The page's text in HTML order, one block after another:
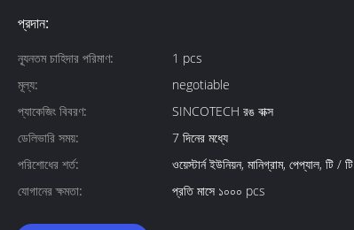
প্রদান:
ন্যূনতম চাহিদার পরিমাণ:
1 pcs
মূল্য:
negotiable
প্যাকেজিং বিবরণ:
SINCOTECH রঙ বাক্স
ডেলিভারি সময়:
7 দিনের মধ্যে
পরিশোধের শর্ত:
ওয়েস্টার্ন ইউনিয়ন, মানিগ্রাম, পেপ্যাল, টি / টি
যোগানের ক্ষমতা:
প্রতি মাসে ১০০০ pcs